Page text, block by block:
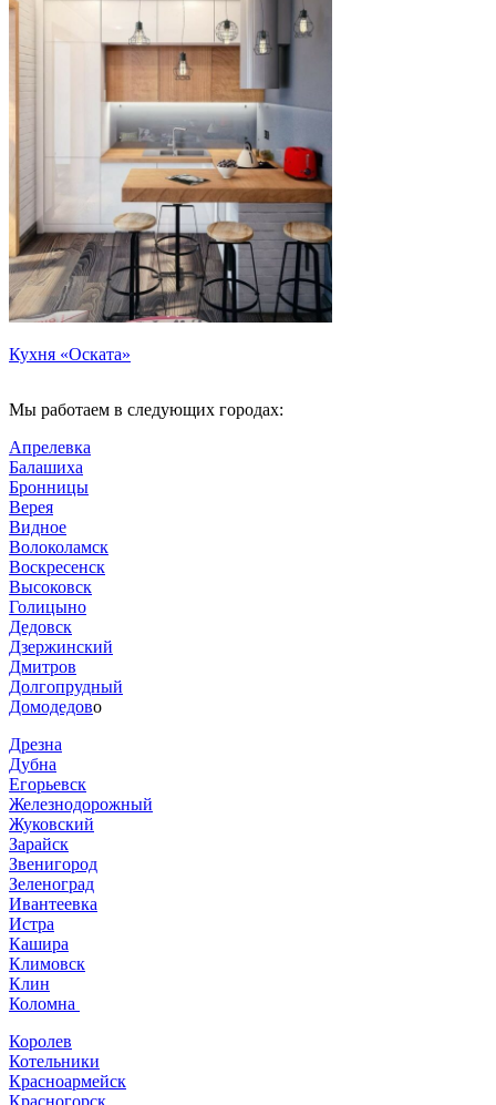
Кухня «Оската»
Мы работаем в следующих городах:
Апрелевка
Балашиха
Бронницы
Верея
Видное
Волоколамск
Воскресенск
Высоковск
Голицыно
Дедовск
Дзержинский
Дмитров
Долгопрудный
Домодедово
Дрезна
Дубна
Егорьевск
Железнодорожный
Жуковский
Зарайск
Звенигород
Зеленоград
Ивантеевка
Истра
Кашира
Климовск
Клин
Коломна
Королев
Котельники
Красноармейск
Красногорск